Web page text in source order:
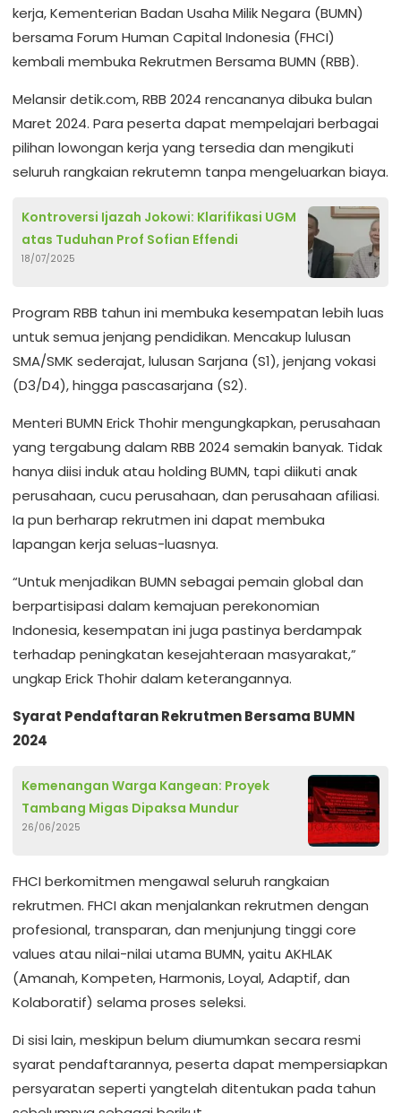
kerja, Kementerian Badan Usaha Milik Negara (BUMN)
bersama Forum Human Capital Indonesia (FHCI)
kembali membuka Rekrutmen Bersama BUMN (RBB).
Melansir detik.com, RBB 2024 rencananya dibuka bulan
Maret 2024. Para peserta dapat mempelajari berbagai
pilihan lowongan kerja yang tersedia dan mengikuti
seluruh rangkaian rekrutemn tanpa mengeluarkan biaya.
Kontroversi Ijazah Jokowi: Klarifikasi UGM
atas Tuduhan Prof Sofian Effendi
18/07/2025
Program RBB tahun ini membuka kesempatan lebih luas
untuk semua jenjang pendidikan. Mencakup lulusan
SMA/SMK sederajat, lulusan Sarjana (S1), jenjang vokasi
(D3/D4), hingga pascasarjana (S2).
Menteri BUMN Erick Thohir mengungkapkan, perusahaan
yang tergabung dalam RBB 2024 semakin banyak. Tidak
hanya diisi induk atau holding BUMN, tapi diikuti anak
perusahaan, cucu perusahaan, dan perusahaan afiliasi.
Ia pun berharap rekrutmen ini dapat membuka
lapangan kerja seluas-luasnya.
“Untuk menjadikan BUMN sebagai pemain global dan
berpartisipasi dalam kemajuan perekonomian
Indonesia, kesempatan ini juga pastinya berdampak
terhadap peningkatan kesejahteraan masyarakat,”
ungkap Erick Thohir dalam keterangannya.
Syarat Pendaftaran Rekrutmen Bersama BUMN
2024
Kemenangan Warga Kangean: Proyek
Tambang Migas Dipaksa Mundur
26/06/2025
FHCI berkomitmen mengawal seluruh rangkaian
rekrutmen. FHCI akan menjalankan rekrutmen dengan
profesional, transparan, dan menjunjung tinggi core
values atau nilai-nilai utama BUMN, yaitu AKHLAK
(Amanah, Kompeten, Harmonis, Loyal, Adaptif, dan
Kolaboratif) selama proses seleksi.
Di sisi lain, meskipun belum diumumkan secara resmi
syarat pendaftarannya, peserta dapat mempersiapkan
persyaratan seperti yangtelah ditentukan pada tahun